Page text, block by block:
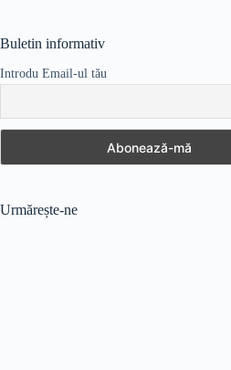
Buletin informativ
Introdu Email-ul tău
Urmărește-ne